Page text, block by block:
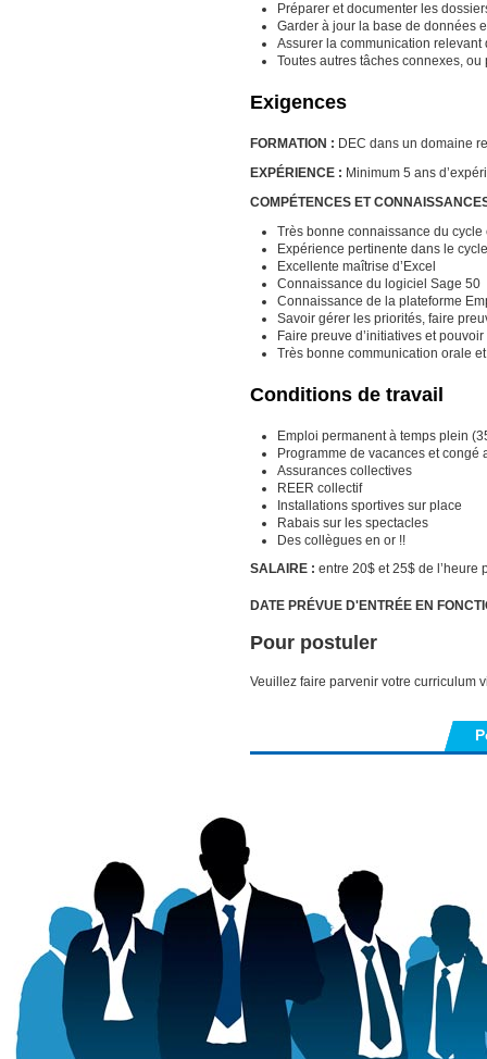
Préparer et documenter les
Garder à jour la base de données
Assurer la communication
Toutes autres tâches connexes,
Exigences
FORMATION : DEC dans un domaine
EXPÉRIENCE : Minimum 5 ans
COMPÉTENCES ET
Très bonne connaissance du
Expérience pertinente dans le
Excellente maîtrise d’Excel
Connaissance du logiciel Sage 50
Connaissance de la plateforme
Savoir gérer les priorités, faire
Faire preuve d’initiatives et
Très bonne communication orale
Conditions de travail
Emploi permanent à temps plein
Programme de vacances et congé
Assurances collectives
REER collectif
Installations sportives sur place
Rabais sur les spectacles
Des collègues en or !!
SALAIRE : entre 20$ et 25$ de l’heure
DATE PRÉVUE D'ENTRÉE EN
Pour postuler
Veuillez faire parvenir votre curriculum